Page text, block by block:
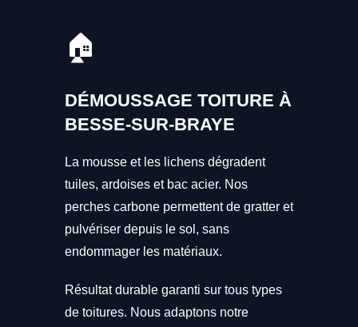
🏠
DÉMOUSSAGE TOITURE À
BESSE-SUR-BRAYE
La mousse et les lichens dégradent
tuiles, ardoises et bac acier. Nos
perches carbone permettent de gratter et
pulvériser depuis le sol, sans
endommager les matériaux.
Résultat durable garanti sur tous types
de toitures. Nous adaptons notre